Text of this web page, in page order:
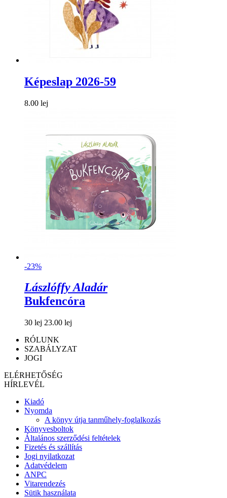
Képeslap 2026-59
8.00 lej
-23%
Lászlóffy Aladár
Bukfencóra
30 lej 23.00 lej
RÓLUNK
SZABÁLYZAT
JOGI
ELÉRHETŐSÉG
HÍRLEVÉL
Kiadó
Nyomda
A könyv útja tanműhely-foglalkozás
Könyvesboltok
Általános szerződési feltételek
Fizetés és szállítás
Jogi nyilatkozat
Adatvédelem
ANPC
Vitarendezés
Sütik használata